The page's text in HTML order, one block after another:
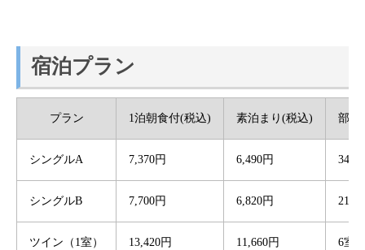
宿泊プラン
プラン 1泊朝食付(税込) 素泊まり(税込) 部屋
シングルA 7,370円 6,490円 34室
シングルB 7,700円 6,820円 21室
ツイン（1室） 13,420円 11,660円 6室